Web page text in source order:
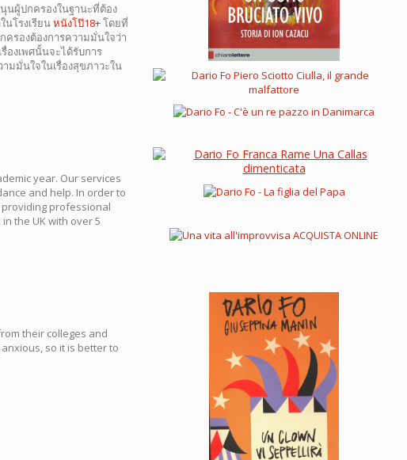
นผู้ปกครองในฐานะที่ต้อง
โรงเรียนหนังโป๊18+โดยที่
ครองต้องการความมั่นใจว่า
องเพศนั้นจะได้รับการ
มมั่นใจในเรื่องสุขภาวะใน
year. Our services
and help. In order to
professional
the UK with over 5
their colleges and
so it is better to